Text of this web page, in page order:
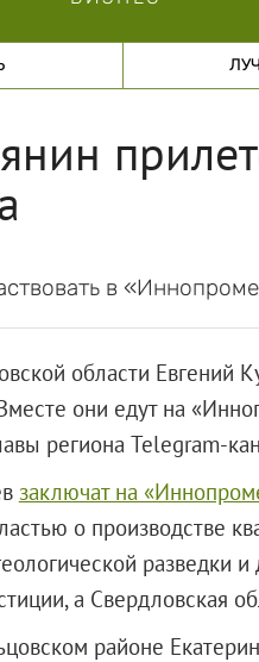
в
области Евгений
они едут на
региона Telegram-
заключат на
о производстве
разведки
а Свердловская
районе